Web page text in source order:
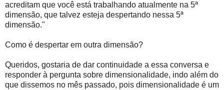
acreditam que você está trabalhando atualmente na 5ª
dimensão, que talvez esteja despertando nessa 5ª
dimensão."
Como é despertar em outra dimensão?
Queridos, gostaria de dar continuidade a essa conversa e
responder à pergunta sobre dimensionalidade, indo além do
que dissemos no mês passado, pois dimensionalidade é um